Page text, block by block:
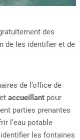
des
de les identifier et de
de l’office de
et accueillant pour
parties prenantes
l’eau potable
les fontaines